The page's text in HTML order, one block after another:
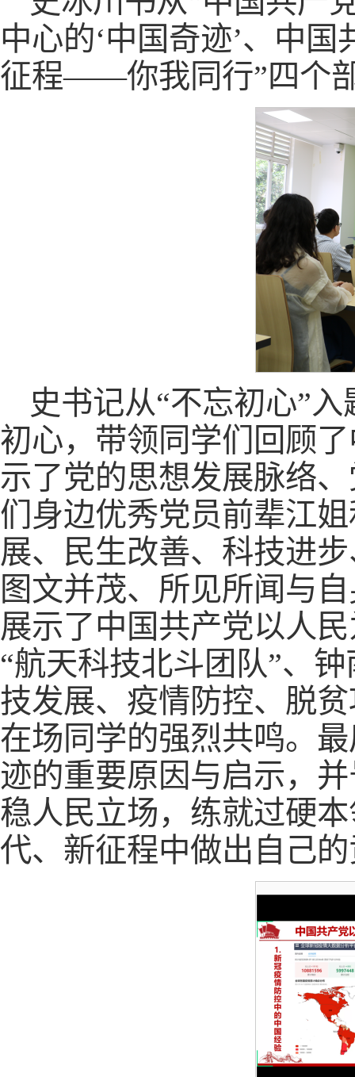
中心的‘中国奇迹’、中
征程——你我同行”四个
史书记从“不忘初心”
初心，带领同学们回顾
示了党的思想发展脉络
们身边优秀党员前辈江
展、民生改善、科技进
图文并茂、所见所闻与
展示了中国共产党以人
“航天科技北斗团队”、
技发展、疫情防控、脱
在场同学的强烈共鸣。
迹的重要原因与启示，
稳人民立场，练就过硬
代、新征程中做出自己